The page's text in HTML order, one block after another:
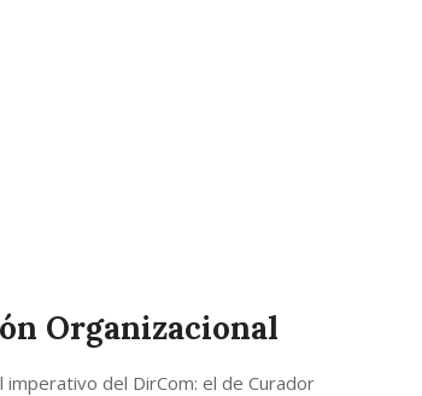
Organizacional
del DirCom: el de Curador